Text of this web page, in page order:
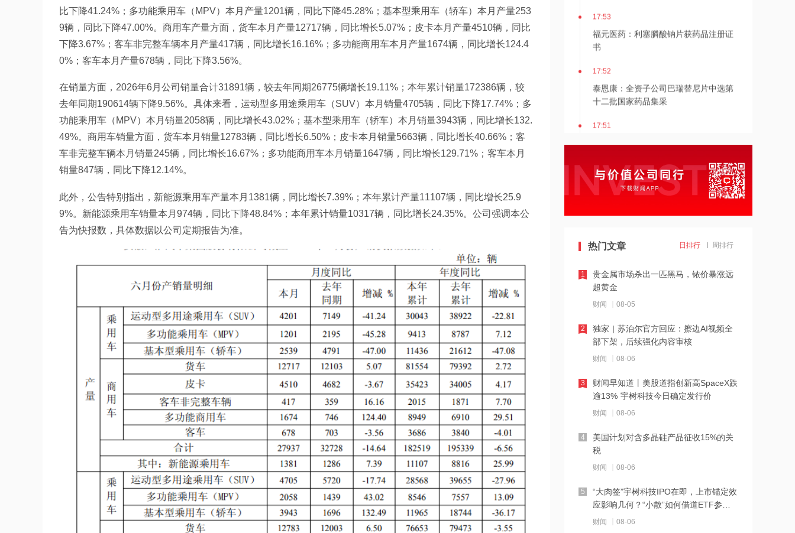
比下降41.24%；多功能乘用车（MPV）本月产量1201辆，同比下降45.28%；基本型乘用车（轿车）本月产量253
9辆，同比下降47.00%。商用车产量方面，货车本月产量12717辆，同比增长5.07%；皮卡本月产量4510辆，同比
下降3.67%；客车非完整车辆本月产量417辆，同比增长16.16%；多功能商用车本月产量1674辆，同比增长124.4
0%；客车本月产量678辆，同比下降3.56%。
在销量方面，2026年6月公司销量合计31891辆，较去年同期26775辆增长19.11%；本年累计销量172386辆，较
去年同期190614辆下降9.56%。具体来看，运动型多用途乘用车（SUV）本月销量4705辆，同比下降17.74%；多
功能乘用车（MPV）本月销量2058辆，同比增长43.02%；基本型乘用车（轿车）本月销量3943辆，同比增长132.
49%。商用车销量方面，货车本月销量12783辆，同比增长6.50%；皮卡本月销量5663辆，同比增长40.66%；客
车非完整车辆本月销量245辆，同比增长16.67%；多功能商用车本月销量1647辆，同比增长129.71%；客车本月
销量847辆，同比下降12.14%。
此外，公告特别指出，新能源乘用车产量本月1381辆，同比增长7.39%；本年累计产量11107辆，同比增长25.9
9%。新能源乘用车销量本月974辆，同比下降48.84%；本年累计销量10317辆，同比增长24.35%。公司强调本公
告为快报数，具体数据以公司定期报告为准。
福元医药：利塞膦酸钠片获药品注册证
书
泰恩康：全资子公司巴瑞替尼片中选第
十二批国家药品集采
17:50
中国建筑：控股股东获工商银行不超9亿
创新药产业链双龙头同日超预期，产业
置窗口显现
17:48
京东方A：LCD产品未来很长时间都将
17:46
联合国警告厄尔尼诺现象或致全球5000
17:41
小摩：刚果（金）禁令实际影响有限 对
17:38
北森控股：8月7日耗资约33.16万港元
17:37
力勤资源：中国证监会已同意公司建议
热门文章 日排行 周排行
贵金属市场杀出一匹黑马，铱价暴涨远
超黄金
财闻 08-05
1
独家 | 苏泊尔官方回应：擦边AI视频全
部下架，后续强化内容审核
财闻 08-06
2
财闻早知道丨美股道指创新高SpaceX跌
逾13% 宇树科技今日确定发行价
财闻 08-06
3
美国计划对含多晶硅产品征收15%的关
税
财闻 08-06
4
“大肉签”宇树科技IPO在即，上市锚定效
应影响几何？“小散”如何借道ETF参
与？
财闻 08-06
5